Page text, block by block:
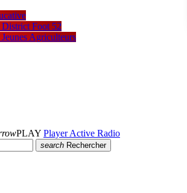
District Foot 52
Jeunes Agriculteurs
PLAY Player Active Radio
search Rechercher